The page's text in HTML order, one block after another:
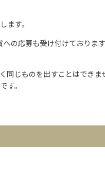
ます。
の応募も受け付けておりま
同じものを出すことはできま
す。